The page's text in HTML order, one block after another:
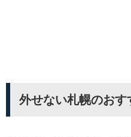
外せない札幌のおす